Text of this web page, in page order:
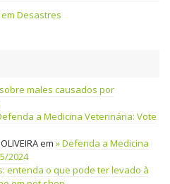
Desastres
males causados por
a Medicina Veterinária: Vote
em
Defenda a Medicina
2024
entenda o que pode ter levado à